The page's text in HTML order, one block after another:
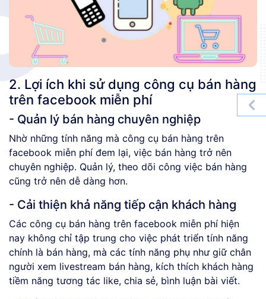
2. Lợi ích khi sử dụng công cụ bán hàng
trên facebook miễn phí
- Quản lý bán hàng chuyên nghiệp
Nhờ những tính năng mà công cụ bán hàng trên
facebook miễn phí đem lại, việc bán hàng trở nên
chuyên nghiệp. Quản lý, theo dõi công việc bán hàng
cũng trở nên dễ dàng hơn.
- Cải thiện khả năng tiếp cận khách hàng
Các công cụ bán hàng trên facebook miễn phí hiện
nay không chỉ tập trung cho việc phát triển tính năng
chính là bán hàng, mà các tính năng phụ như giữ chân
người xem livestream bán hàng, kích thích khách hàng
tiềm năng tương tác like, chia sẻ, bình luận bài viết.